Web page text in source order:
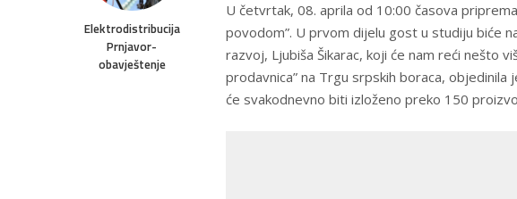
Elektrodistribucija
Prnjavor-
obavještenje
U četvrtak, 08. aprila od 10:00 časova
povodom”. U prvom dijelu gost u studiju biće
razvoj, Ljubiša Šikarac, koji će nam reći nešto
prodavnica” na Trgu srpskih boraca,
će svakodnevno biti izloženo preko 150